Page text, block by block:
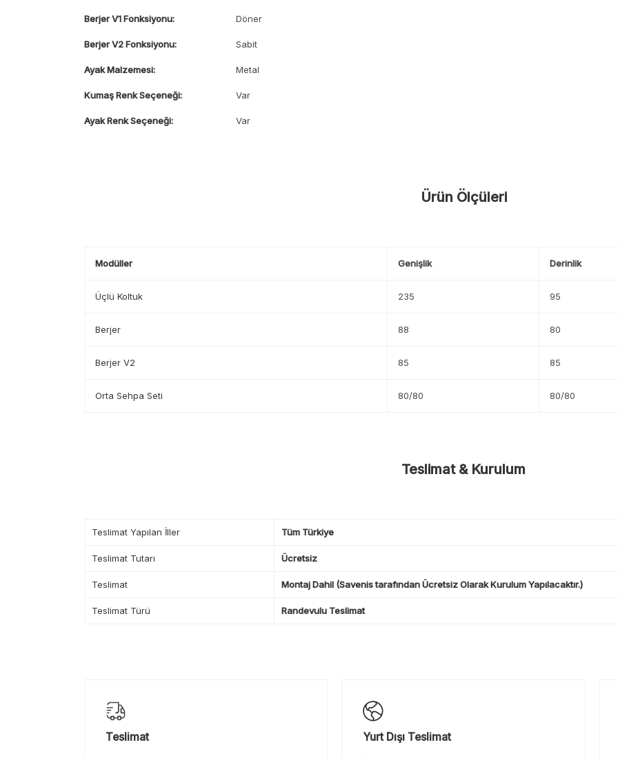
Berjer V1 Fonksiyonu: Döner
Berjer V2 Fonksiyonu: Sabit
Ayak Malzemesi: Metal
Kumaş Renk Seçeneği: Var
Ayak Renk Seçeneği: Var
Ürün Ölçüleri
Modüller Genişlik Derinlik
Üçlü Koltuk 235 95
Berjer 88 80
Berjer V2 85 85
Orta Sehpa Seti 80/80 80/80
Teslimat & Kurulum
Teslimat Yapılan İller Tüm Türkiye
Teslimat Tutarı Ücretsiz
Teslimat Montaj Dahil (Savenis tarafından Ücretsiz Olarak Kurulum Yapılacaktır.)
Teslimat Türü Randevulu Teslimat
Teslimat Yurt Dışı Teslimat